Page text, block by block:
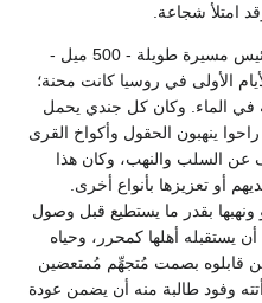
امتلأ شجاعة.
وفي 27 يونيو بدأ نابليون وجيشه الرئيس مسيرة طويلة - 500 ميل -
الأولى في روسيا كانت محنة؛
في الماء. وكان كل جندي يحمل
ينهبون الحقول وأكواخ القرى
عن السلب والنهب، وكان هذا
أو تعزيزها بأنواع أخرى.
إلى فيلنا في 27 يونيو ونهبها بقدر ما يستطيع قبل وصول
أن يستقبله أهلها كمحرر، وحياه
قابلوه بصمت مُتجهِّم مُمتعضين
وفود طالبة منه أن يضمن عودة